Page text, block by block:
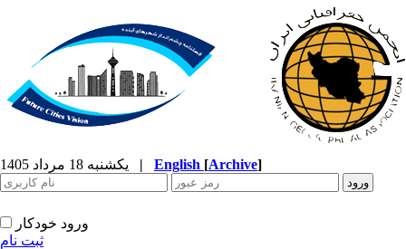
| English [Archive]
ورود خودکار
ثبت نام